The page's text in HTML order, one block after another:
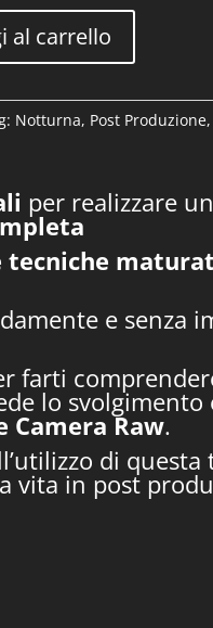
al carrello
Notturna, Post Produzione,
per realizzare
e senza
farti
lo svolgimento
Camera Raw.
di questa
vita in post